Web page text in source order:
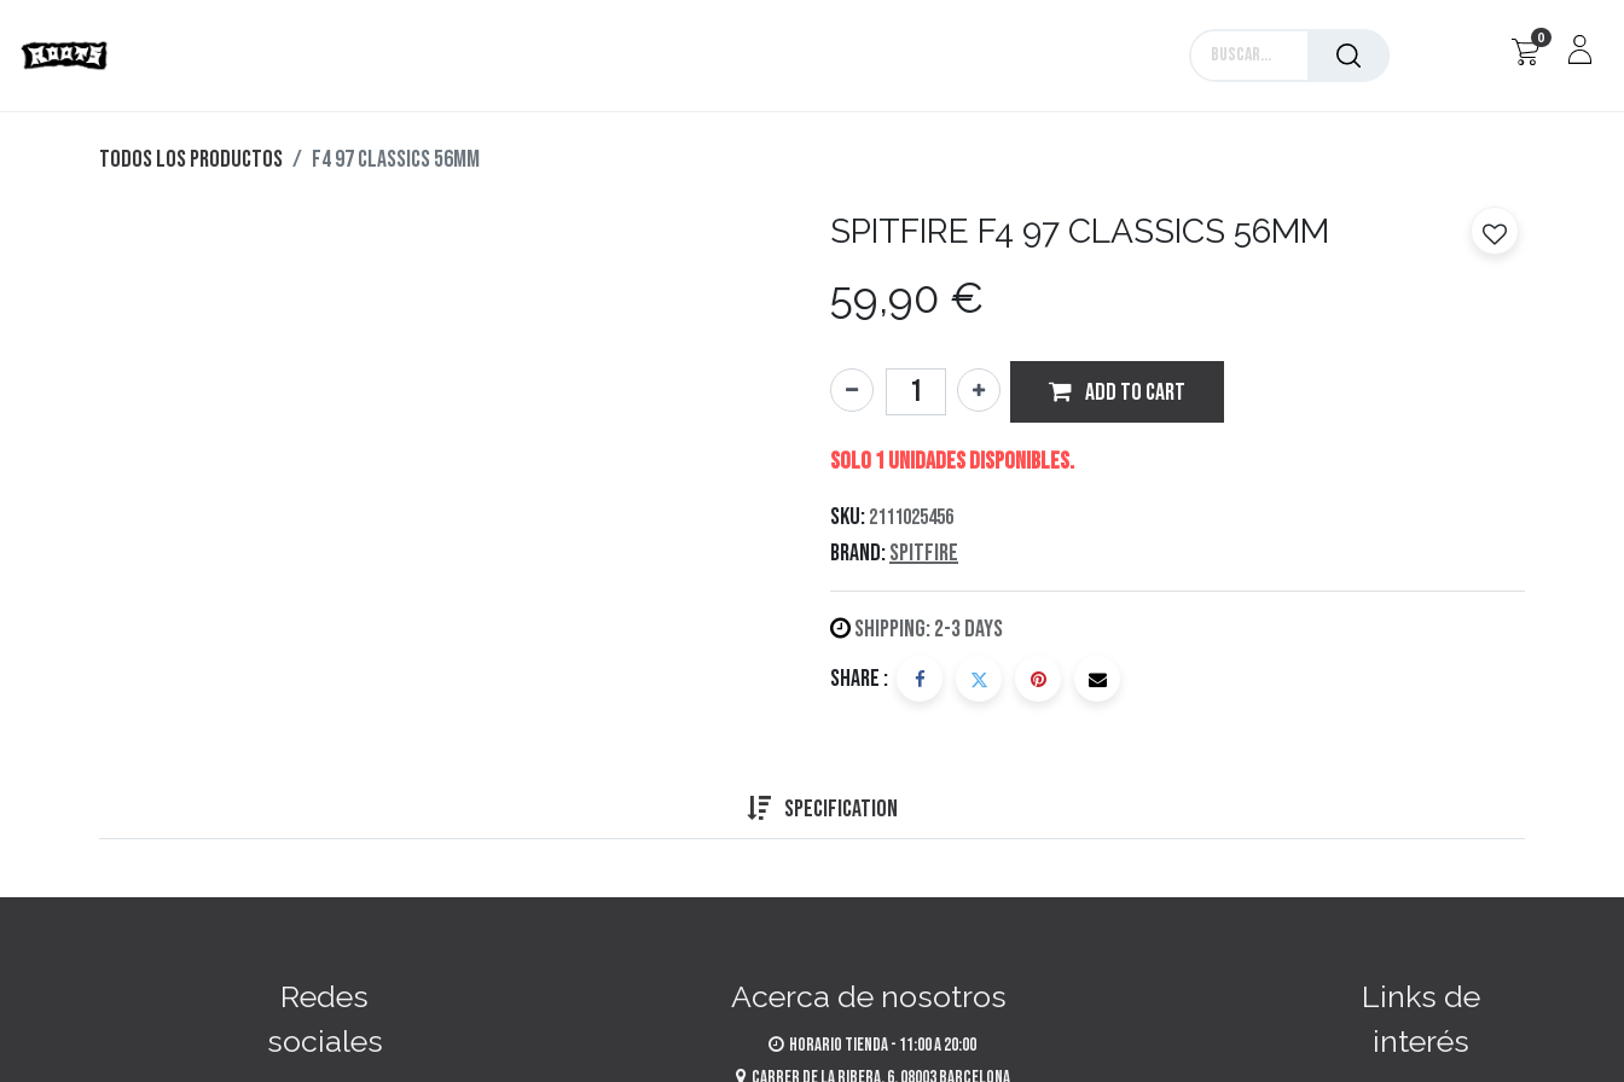
0
Todos los productos F4 97 CLASSICS 56MM
SPITFIRE F4 97 CLASSICS 56MM
59,90 €
ADD TO CART
Solo 1 Unidades disponibles.
SKU:2111025456
Brand:Spitfire
Shipping: 2-3 Days
Share :
Specification
Redes
sociales
Acerca de nosotros
​Horario tienda - 11:00 a 20:00
Links de
interés